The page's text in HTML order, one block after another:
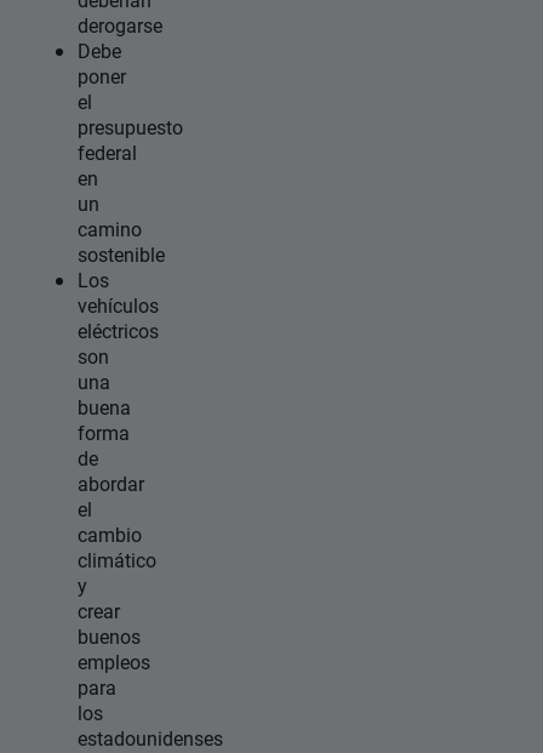
derogarse
Debe
poner
el
presupuesto
federal
en
un
camino
sostenible
Los
vehículos
eléctricos
son
una
buena
forma
de
abordar
el
cambio
climático
y
crear
buenos
empleos
para
los
estadounidenses